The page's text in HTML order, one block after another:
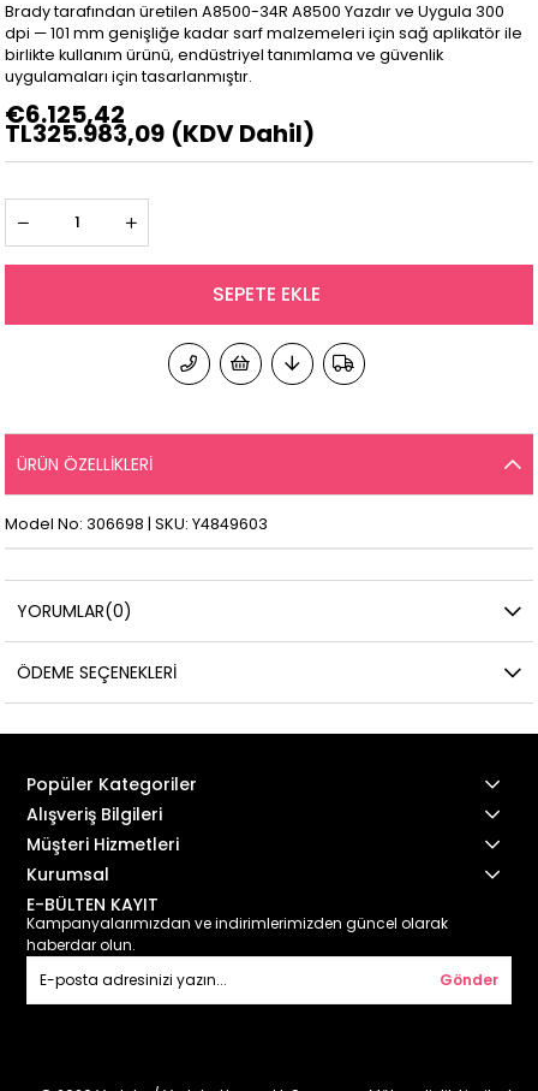
Brady tarafından üretilen A8500-34R A8500 Yazdır ve Uygula 300
dpi — 101 mm genişliğe kadar sarf malzemeleri için sağ aplikatör ile
birlikte kullanım ürünü, endüstriyel tanımlama ve güvenlik
uygulamaları için tasarlanmıştır.
€6.125,42
TL325.983,09 (KDV Dahil)
ÜRÜN ÖZELLIKLERI
Model No: 306698 | SKU: Y4849603
YORUMLAR(0)
ÖDEME SEÇENEKLERI
Popüler Kategoriler
Alışveriş Bilgileri
Müşteri Hizmetleri
Kurumsal
E-BÜLTEN KAYIT
Kampanyalarımızdan ve indirimlerimizden güncel olarak
haberdar olun.
Gönder